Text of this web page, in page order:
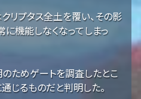
リプタス全土を覆い、その影
機能しなくなってしまっ
ためゲートを調査したとこ
通じるものだと判明した。